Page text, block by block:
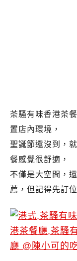
茶騷有味香港茶
置店內環境，
聖誕節還沒到，
餐感覺很舒適，
不僅是大空間，
薦，但記得先訂位